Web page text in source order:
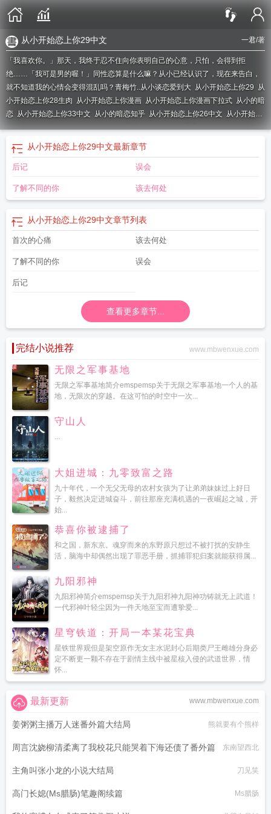
一君/著
从小开始恋上你29中文
「我喜欢你。」那天，我终于忍不住向你表明自己的心意，只怕，会得到拒
绝……「我可是男的喔！」同性恋算是什么嘛？从小已经认识了，现在来告白，
就不知道我的心情会变得混乱吗？青梅竹..从小谈恋爱到大 从小开始恋上你29 从
小开始恋上你28生肉 从小开始恋上你漫画 从小开始恋上你漫画下拉式 从小的暗
恋 从小开始恋上你33中文 从小的暗恋知乎 从小开始恋上你26中文 从小开始恋
上你35从小开始恋上你29中文从小已经恋上的你在线观看从小开始恋上你从
小开始恋上你26 中字
从小开始恋上你25从小已经恋上的你是什么歌
恋上你26
从小开始恋上你29中文最新章节
后记 误会
了解不同的你 该去何处
从小开始恋上你29中文章节列表
首次的心痛 该去何处
了解不同的你 误会
后记
查看更多章节...
完结小说推荐 www.mbwenxue.com
无限之军事基地
无限之军事基地简介emspemsp关于无限之军事基地一个人的基
地，无限次的穿越。在这可怕的时空中一次...
守山人
...
大姐进城：九零致富之路
九十年代，一个无父无母的农村女孩为了让弟弟妹妹过上好日
子，毅然决定进城奋斗，前往那座充满机遇的一夜崛起之城，开
始...
恭喜你被逮捕了
和之国，新东京。魂穿而来的东野原只想过不被打扰的安静生
活，脑海中却偶然出现了罪恶手册，抓捕罪犯归案就能获得属...
九阳邪神
九阳邪神简介emspemsp关于九阳邪神九阳神功铸就无上武道！
一代邪神叶轻尘因为一件天地至宝而遭挚爱...
星穹铁道：开局一本某花宝典
星铁世界观但是架空原作无女主水泥封心后期类尸王雌雄分身必
定不断更一颗不存在于剧情主线中被星核入侵的武道世界，情
怀...
www.mbwenxue.com
最新更新
姜粥粥主播万人迷番外篇大结局 熊就要有个熊样
周言沈娆柳清柔离了我校花只能哭着下海还债了番外篇 东南望西北
主角叫张小龙的小说大结局 刀见笑
高门长媳(Ms腊肠)笔趣阁续篇 Ms腊肠